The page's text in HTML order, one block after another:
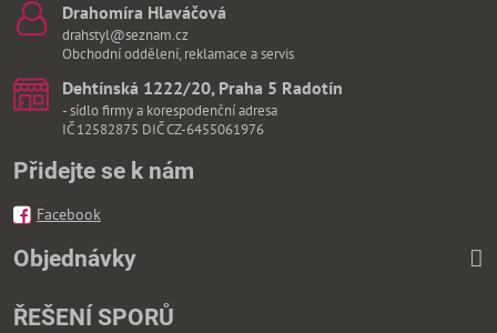
Drahomíra Hlaváčová
drahstyl@seznam.cz
Obchodní oddělení, reklamace a servis
Dehtínská 1222/20, Praha 5 Radotín
- sídlo firmy a korespodenční adresa
IČ 12582875 DIČ CZ-6455061976
Přidejte se k nám
Facebook
Objednávky
ŘEŠENÍ SPORŮ